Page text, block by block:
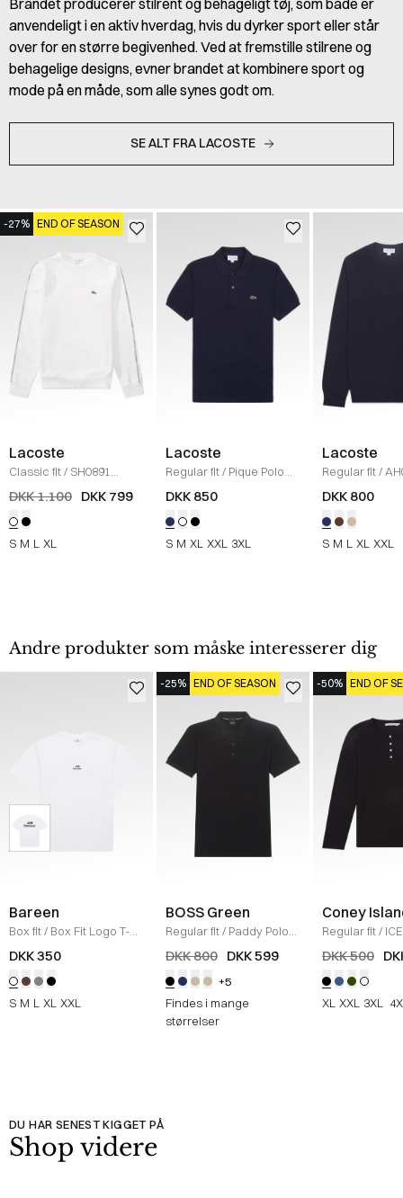
anvendeligt i en aktiv hverdag, hvis du dyrker sport eller står
over for en større begivenhed. Ved at fremstille stilrene og
behagelige designs, evner brandet at kombinere sport og
mode på en måde, som alle synes godt om.
SE ALT FRA LACOSTE
-27% END OF SEASON
Lacoste
Classic fit/ SH0891
Sweatshirt
HVID
DKK 1.100 DKK 799
S M L XL
Lacoste
Regular fit/ Pique Polo
Classic /NAVY
DKK 850
S M XL XXL 3XL
Lacoste
Regular fit/
/NAVY
DKK 800
S M L XL XXL
Andre produkter som måske interesserer dig
Bareen
Box fit/ Box Fit Logo T-
shirt /WHITE
DKK 350
S M L XL XXL
-25% END OF SEASON
BOSS Green
Regular fit/ Paddy Polo
T-shirt / SORT
DKK 800 DKK 599
+5
Findes i mange
størrelser
-50% END OF
Coney
Regular fit/ ICE
Sweatshirt
/
DKK 500
XL XXL 3XL
DU HAR SENEST KIGGET PÅ
Shop videre